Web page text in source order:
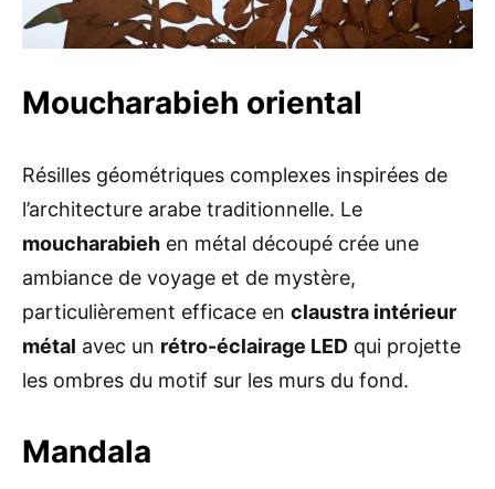
Moucharabieh oriental
Résilles géométriques complexes inspirées de
l’architecture arabe traditionnelle. Le
moucharabieh en métal découpé crée une
ambiance de voyage et de mystère,
particulièrement efficace en claustra intérieur
métal avec un rétro-éclairage LED qui projette
les ombres du motif sur les murs du fond.
Mandala